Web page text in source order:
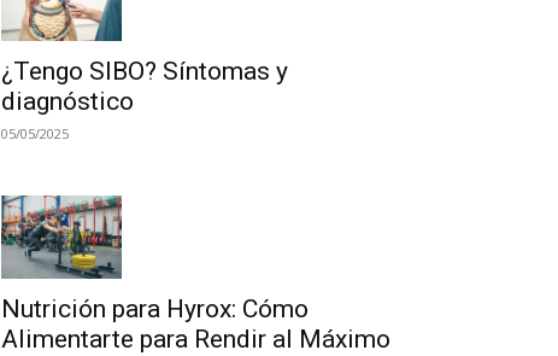
¿Tengo SIBO? Síntomas y
diagnóstico
05/05/2025
Nutrición para Hyrox: Cómo
Alimentarte para Rendir al Máximo